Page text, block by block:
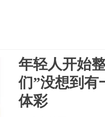
年轻人开始
们”没想到有
体彩